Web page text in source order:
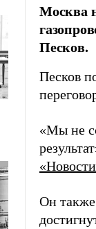
Москва
Песков.
Песков
«Мы не
Он